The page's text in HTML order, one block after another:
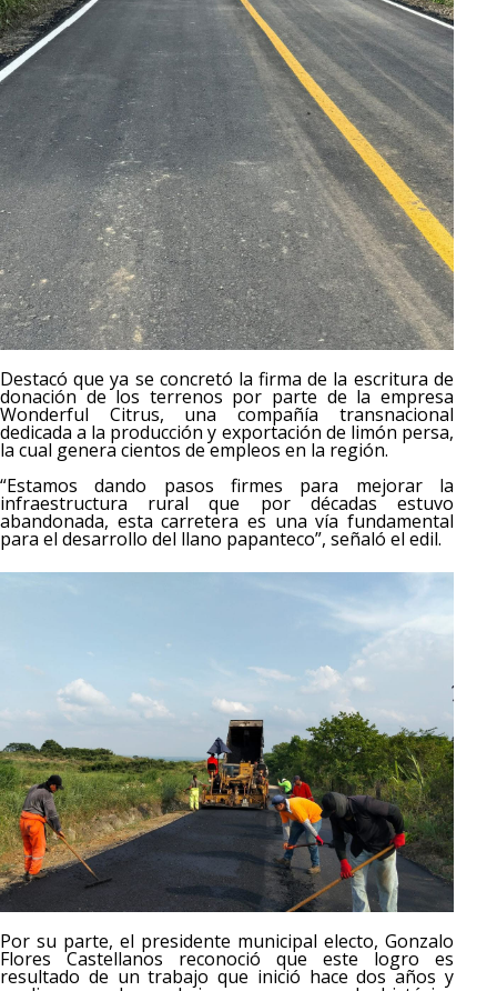
Destacó que ya se concretó la firma de la escritura de
donación de los terrenos por parte de la empresa
Wonderful Citrus, una compañía transnacional
dedicada a la producción y exportación de limón persa,
la cual genera cientos de empleos en la región.
“Estamos dando pasos firmes para mejorar la
infraestructura rural que por décadas estuvo
abandonada, esta carretera es una vía fundamental
para el desarrollo del llano papanteco”, señaló el edil.
Por su parte, el presidente municipal electo, Gonzalo
Flores Castellanos reconoció que este logro es
resultado de un trabajo que inició hace dos años y